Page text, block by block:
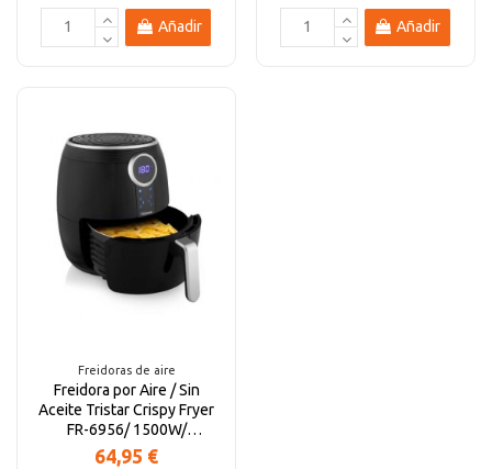
Añadir Añadir
Freidoras de aire
Freidora por Aire / Sin
Aceite Tristar Crispy Fryer
FR-6956/ 1500W/
Capacidad 4.5L
64,95 €